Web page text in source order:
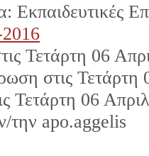
Εκπαιδευτικές
Τετάρτη 06
στις
Τετάρτη 06
την apo.aggelis